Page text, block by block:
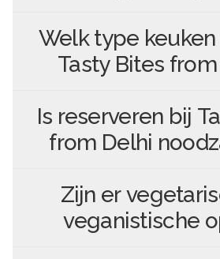
Welk type
Tasty Bites
Is reserveren bij
from Delhi
Zijn er
veganistische